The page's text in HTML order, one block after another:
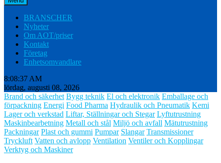
BRANSCHER
Nyheter
Om AOT/priser
Kontakt
Företag
Enhetsomvandlare
8:08:38 AM
lördag, augusti 08, 2026
Brand och säkerhet Bygg teknik El och elektronik Emballage och
förpackning Energi Food Pharma Hydraulik och Pneumatik Kemi
Lager och verkstad Liftar, Ställningar och Stegar Lyftutrustning
Maskinbearbetning Metall och stål Miljö och avfall Mätutrustning
Packningar Plast och gummi Pumpar Slangar Transmissioner
Tryckluft Vatten och avlopp Ventilation Ventiler och Kopplingar
Verktyg och Maskiner